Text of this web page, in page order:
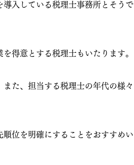
入している税理士事務所とそうで
得意とする税理士もいたります。
た、担当する税理士の年代の様々
位を明確にすることをおすすめい